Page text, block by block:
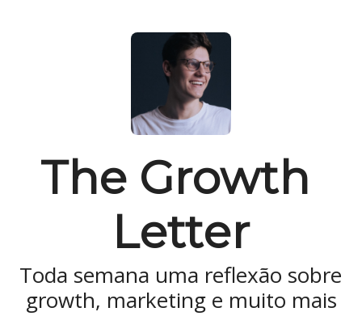
The Growth
Letter
Toda semana uma reflexão sobre
growth, marketing e muito mais